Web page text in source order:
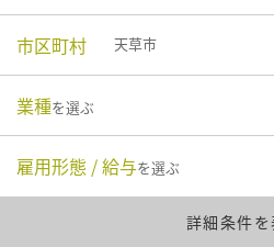
市区町村 天草市
業種を選ぶ
雇用形態 / 給与を選ぶ
詳細条件